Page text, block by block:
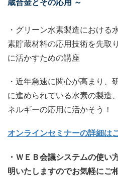
蔵合金とその応用 ～
・グリーン水素製造における
素貯蔵材料の応用技術を先取
に活かすための講座
・近年急速に関心が高まり、
に進められている水素の製造
ネルギーの応用に活かそう！
オンラインセミナーの詳細は
・ＷＥＢ会議システムの使い
明いたしますのでお気軽にご